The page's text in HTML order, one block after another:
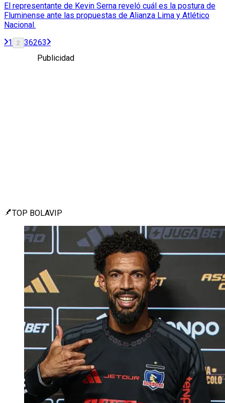
El representante de Kevin Serna reveló cuál es la postura de
Fluminense ante las propuestas de Alianza Lima y Atlético
Nacional.
1
2 36263
Publicidad
TOP BOLAVIP